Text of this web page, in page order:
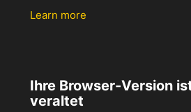
Learn more
Ihre Browser-Version
veraltet